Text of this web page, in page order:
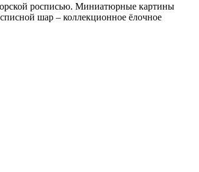
росписью. Миниатюрные картины
шар – коллекционное ёлочное